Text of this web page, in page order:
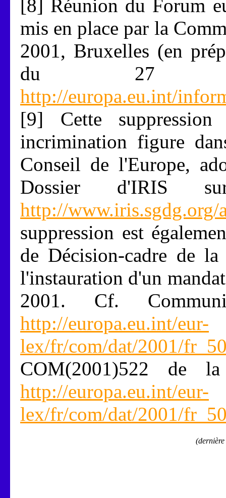
[8] Réunion du Forum
mis en place par la
2001, Bruxelles (en
du 27
http://europa.eu.int/
[9] Cette
incrimination figure
Conseil de l'Europe,
Dossier d'IRIS
http://www.iris.sgdg.org/
suppression est
de Décision-cadre de
l'instauration d'un
2001. Cf.
http://europa.eu.int/eur-
lex/fr/com/dat/2001/
COM(2001)522 de
http://europa.eu.int/eur-
lex/fr/com/dat/2001/